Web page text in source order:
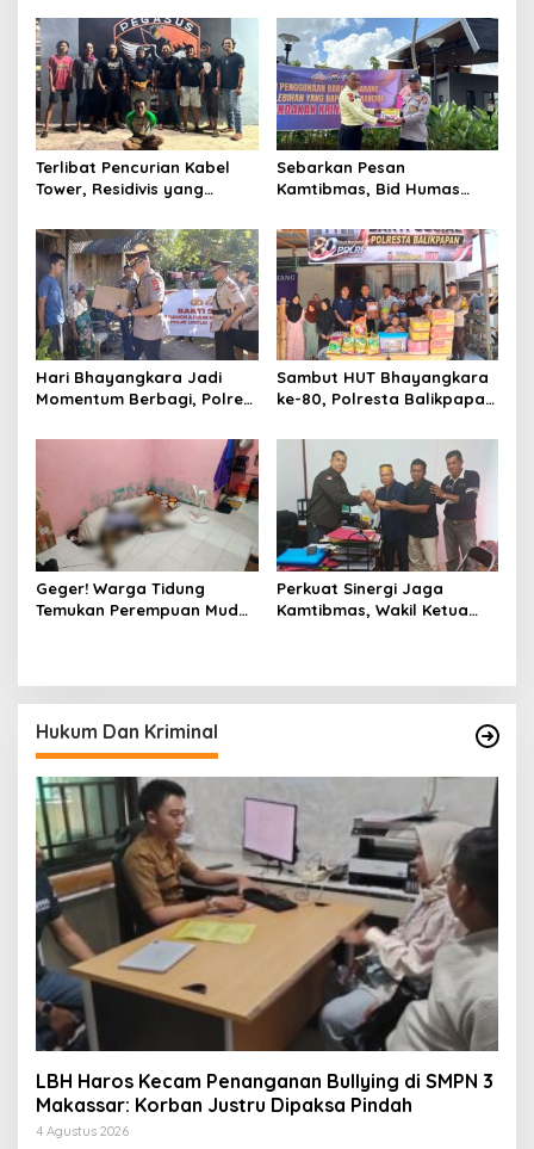
Justru Dipaksa Pindah
Serta Lantik Karolog dan
Kapolresta Gowa
Terlibat Pencurian Kabel
Tower, Residivis yang
Ditangkap Tim Gabungan di
Jeneponto
Sebarkan Pesan
Kamtibmas, Bid Humas
Pemasangan Spanduk
serta Pembagian Stiker
Hari Bhayangkara Jadi
Momentum Berbagi, Polres
Membutuhkan
Sambut HUT Bhayangkara
ke-80, Polresta Balikpapan
Asuhan Jabal Rahmah
Geger! Warga Tidung
Temukan Perempuan Muda
Perkuat Sinergi Jaga
Kamtibmas, Wakil Ketua
Hukum Dan Kriminal
LBH Haros Kecam Penanganan Bullying di SMPN 3
Makassar: Korban Justru Dipaksa Pindah
4 Agustus 2026